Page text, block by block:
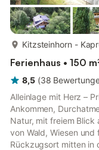
Kitzsteinhorn -
Ferienhaus • 150
8,5 (38
Alleinlage mit Herz –
Ankommen,
Natur, mit freiem Blick
von Wald, Wiesen
Rückzugsort mitten in